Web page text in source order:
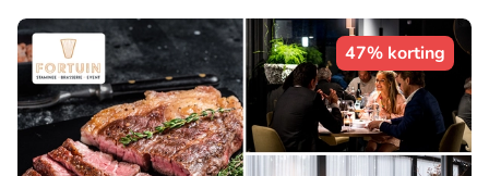
47% korting